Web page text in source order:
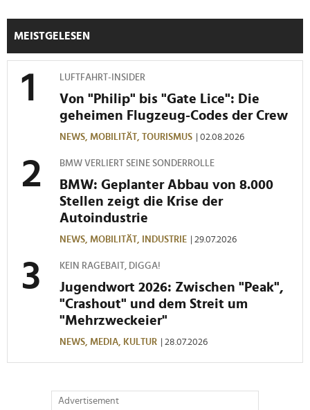
analysieren. Außerdem geben wir Informationen zu Ihrer
Verwendung unserer Website an unsere Partner für
soziale Medien, Werbung und Analysen weiter. Unsere
Partner führen diese Informationen möglicherweise mit
weiteren Daten zusammen, die Sie ihnen bereitgestellt
haben oder die sie im Rahmen Ihrer Nutzung der Dienste
gesammelt haben.
MEISTGELESEN
LUFTFAHRT-INSIDER
Von "Philip" bis "Gate Lice": Die
geheimen Flugzeug-Codes der Crew
NEWS, MOBILITÄT, TOURISMUS | 02.08.2026
BMW VERLIERT SEINE SONDERROLLE
BMW: Geplanter Abbau von 8.000
Stellen zeigt die Krise der
Autoindustrie
NEWS, MOBILITÄT, INDUSTRIE | 29.07.2026
KEIN RAGEBAIT, DIGGA!
Jugendwort 2026: Zwischen "Peak",
"Crashout" und dem Streit um
"Mehrzweckeier"
NEWS, MEDIA, KULTUR | 28.07.2026
Advertisement